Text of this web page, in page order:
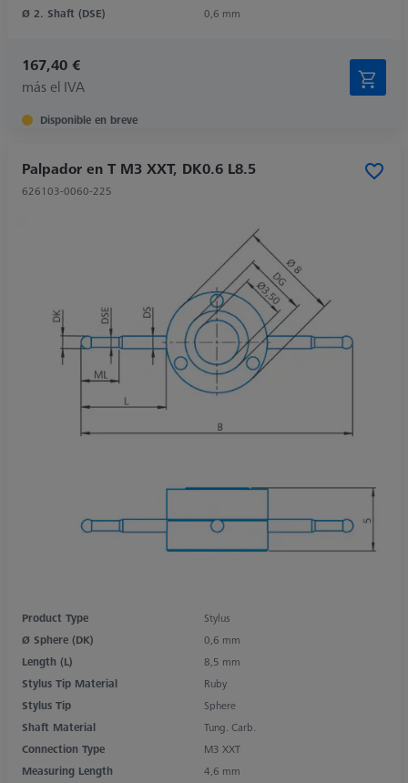
Ø 2. Shaft (DSE)
0,6 mm
167,40 €
más el IVA
Disponible en breve
Palpador en T M3 XXT, DK0.6 L8.5
626103-0060-225
Product Type
Stylus
Ø Sphere (DK)
0,6 mm
Length (L)
8,5 mm
Stylus Tip Material
Ruby
Stylus Tip
Sphere
Shaft Material
Tung. Carb.
Connection Type
M3 XXT
Measuring Length
4,6 mm